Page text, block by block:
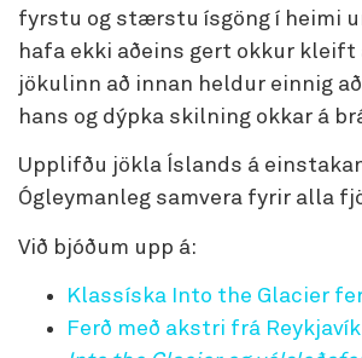
fyrstu og stærstu ísgöng í heimi
hafa ekki aðeins gert okkur kleift
jökulinn að innan heldur einnig
hans og dýpka skilning okkar á
Upplifðu jökla Íslands á
Ógleymanleg samvera fyrir alla
Við bjóðum upp á:
Klassíska Into the Glacier
Ferð með akstri frá Reykjavík